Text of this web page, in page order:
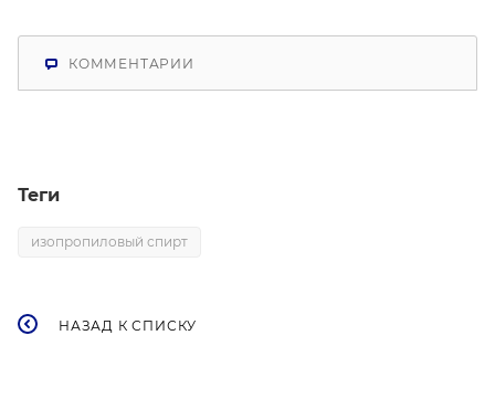
КОММЕНТАРИИ
Теги
изопропиловый спирт
НАЗАД К СПИСКУ